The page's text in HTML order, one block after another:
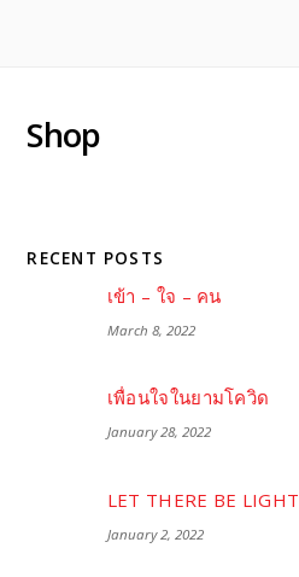
Shop
RECENT POSTS
เข้า – ใจ – คน
March 8, 2022
เพื่อนใจในยามโควิด
January 28, 2022
LET THERE BE LIGHT
January 2, 2022